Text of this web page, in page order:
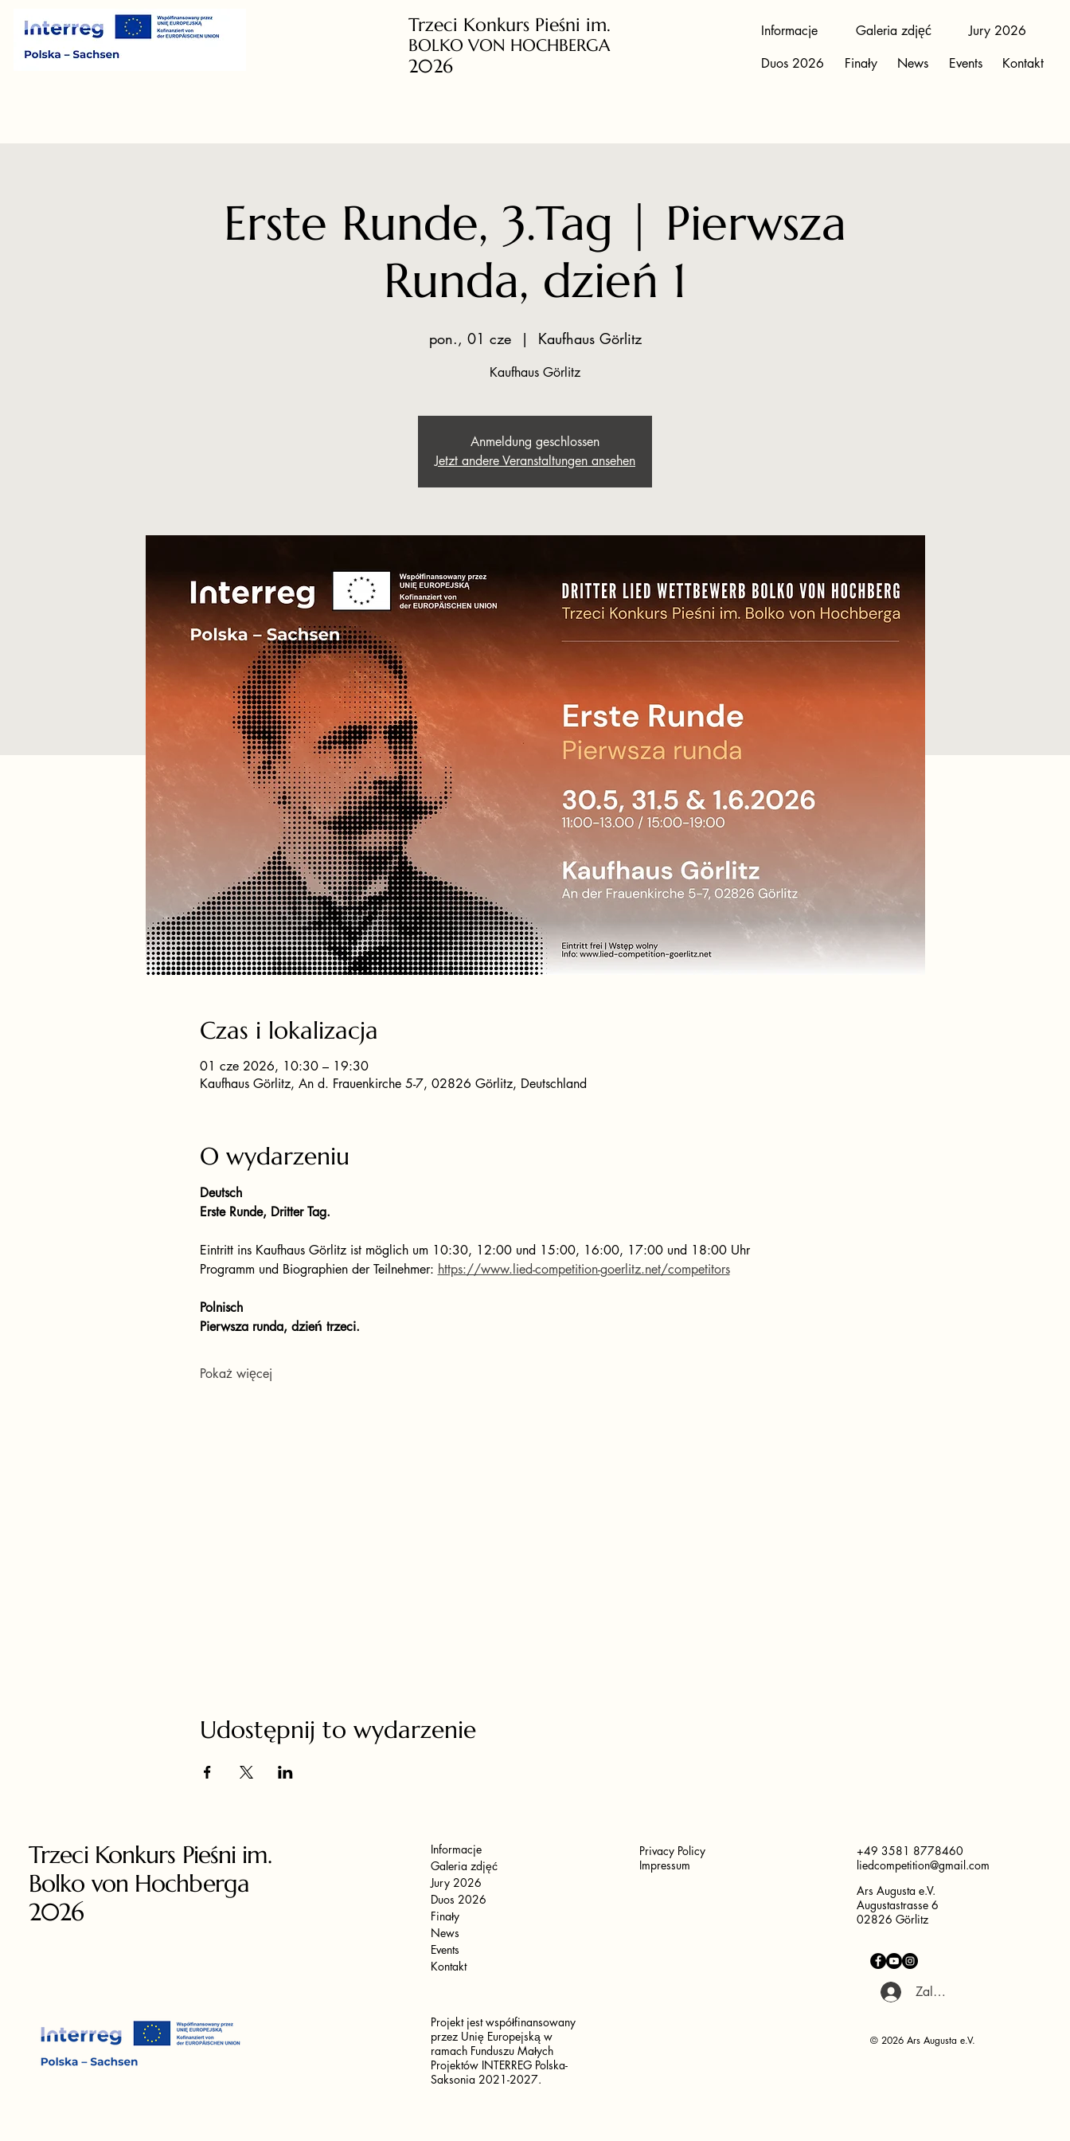
Trzeci Konkurs Pieśni im.
BOLKO VON HOCHBERGA
2026
Informacje Galeria zdjęć
Jury 2026
Duos 2026
Finały News Events Kontakt
Erste Runde, 3.Tag | Pierwsza
Runda, dzień 1
pon., 01 cze
  |
Kaufhaus Görlitz
Kaufhaus Görlitz
Anmeldung geschlossen
Jetzt andere Veranstaltungen ansehen
Czas i lokalizacja
01 cze 2026, 10:30 – 19:30
Kaufhaus Görlitz, An d. Frauenkirche 5-7, 02826 Görlitz, Deutschland
O wydarzeniu
Deutsch
Erste Runde, Dritter Tag.
Eintritt ins Kaufhaus Görlitz ist möglich um 10:30, 12:00 und 15:00, 16:00, 17:00 und 18:00 Uhr
Programm und Biographien der Teilnehmer: https://www.lied-competition-goerlitz.net/competitors
Polnisch
Pierwsza runda, dzień trzeci.
Pokaż więcej
Udostępnij to wydarzenie
Trzeci Konkurs Pieśni im.
Bolko von Hochberga
2026
Informacje
Galeria zdjęć
Jury 2026
Duos 2026
Finały
News
Events
Kontakt
Projekt jest współfinansowany
przez Unię Europejską w
ramach Funduszu Małych
Projektów INTERREG Polska-
Saksonia 2021-2027.
Privacy Policy
Impressum
+49 3581 8778460
liedcompetition@gmail.com
Ars Augusta e.V.
Augustastrasse 6
02826 Görlitz
Zaloguj się
© 2026 Ars Augusta e.V.